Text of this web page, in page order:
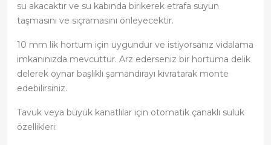
su akacaktır ve su kabında birikerek etrafa suyun
taşmasını ve sıçramasını önleyecektir.
10 mm lik hortum için uygundur ve istiyorsanız vidalama
imkanınızda mevcuttur. Arz ederseniz bir hortuma delik
delerek oynar başlıklı şamandırayı kıvratarak monte
edebilirsiniz.
Tavuk veya büyük kanatlılar için otomatik çanaklı suluk
özellikleri: